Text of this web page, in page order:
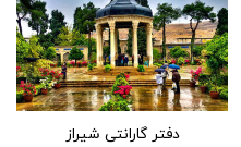
دفتر گارانتی شیراز